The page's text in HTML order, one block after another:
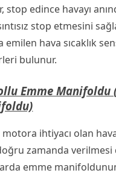
stop edince havayı
stop etmesini
hava sıcaklık
bulunur.
Emme Manifoldu
motora ihtiyacı olan
zamanda verilmesi
emme